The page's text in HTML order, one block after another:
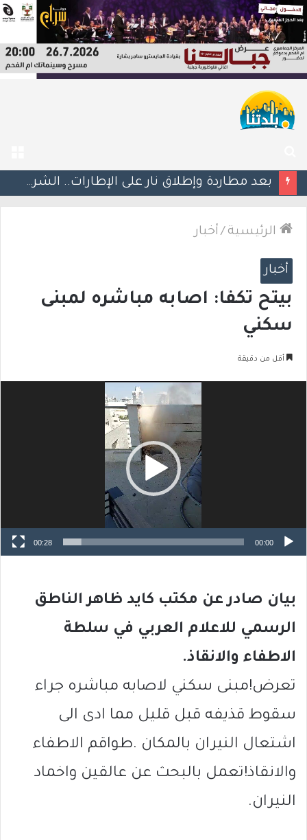
عن
اعتقال مشتبهين بعد إطلاق نار على عمود كهرباء وتهديد طواقم شركة الكهرباء في تل السبع
الرئيسية / أخبار
أخبار
بيتح تكفا: اصابه مباشره لمبنى
سكني
أقل من دقيقة
00:00
00:28
بيان صادر عن مكتب كايد ظاهر الناطق
الرسمي للاعلام العربي في سلطة
الاطفاء والانقاذ.
تعرض!مبنى سكني لاصابه مباشره جراء
سقوط قذيفه قبل قليل مما ادى الى
اشتعال النيران بالمكان .طواقم الاطفاء
والانقاذ!تعمل بالبحث عن عالقين واخماد
النيران.